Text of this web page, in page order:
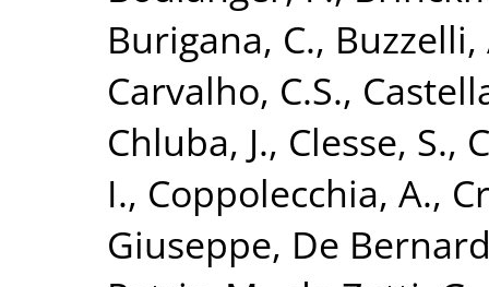
Burigana, C., Buzzelli,
Carvalho, C.S.,
Chluba, J., Clesse, S.,
I., Coppolecchia, A.,
Giuseppe, De